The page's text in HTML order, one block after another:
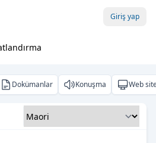
Giriş yap
Dokümanlar Konuşma Web